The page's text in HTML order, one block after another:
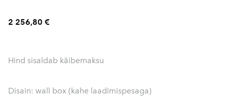
2 256,80 €
Hind sisaldab käibemaksu
Disain: wall box (kahe laadimispesaga)